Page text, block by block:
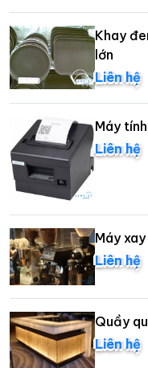
Khay
lớn
Liên hệ
Máy
Liên hệ
Máy
Liên hệ
Quầy
Liên hệ